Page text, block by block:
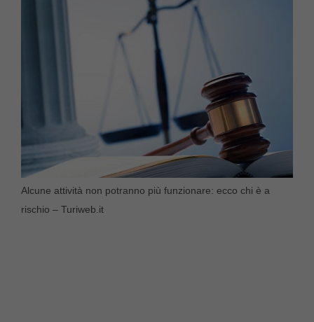
Alcune attività non potranno più funzionare: ecco chi è a
rischio – Turiweb.it